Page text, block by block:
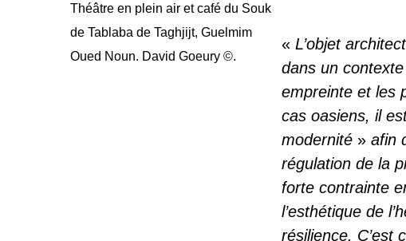
Théâtre en plein air et café du Souk
de Tablaba de Taghjijt, Guelmim
Oued Noun. David Goeury ©.
«L’objet
dans un
empreinte et les
cas oasiens, il
modernité »afin
régulation de la
forte contrainte
l’esthétique de
résilience. C’est